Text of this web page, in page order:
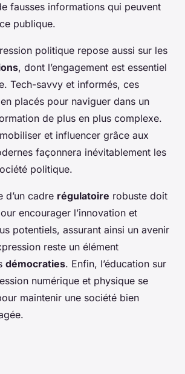
fausses informations qui peuvent
publique.
politique repose aussi sur les
, dont l’engagement est essentiel
Tech-savvy et informés, ces
placés pour naviguer dans un
de plus en plus complexe.
et influencer grâce aux
façonnera inévitablement les
politique.
d’un cadre régulatoire robuste doit
encourager l’innovation et
potentiels, assurant ainsi un avenir
reste un élément
démocraties. Enfin, l’éducation sur
numérique et physique se
maintenir une société bien